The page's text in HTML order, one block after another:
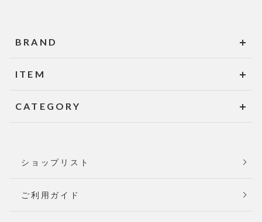
BRAND
ITEM
CATEGORY
ショップリスト
ご利用ガイド